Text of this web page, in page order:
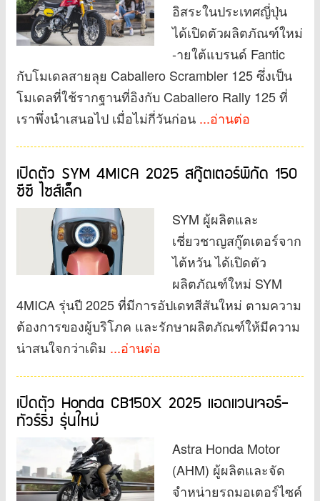
อิสระในประเทศญี่ปุ่น
ได้เปิดตัวผลิตภัณฑ์ใหม่
-ายใต้แบรนด์ Fantic
กับโมเดลสายลุย Caballero Scrambler 125 ซึ่งเป็น
โมเดลที่ใช้รากฐานที่อิงกับ Caballero Rally 125 ที่
เราพึ่งนำเสนอไป เมื่อไม่กี่วันก่อน ...อ่านต่อ
เปิดตัว SYM 4MICA 2025 สกู๊ตเตอร์พิกัด 150
ซีซี ไซส์เล็ก
SYM ผู้ผลิตและ
เชี่ยวชาญสกู๊ตเตอร์จาก
ไต้หวัน ได้เปิดตัว
ผลิตภัณฑ์ใหม่ SYM
4MICA รุ่นปี 2025 ที่มีการอัปเดทสีสันใหม่ ตามความ
ต้องการของผู้บริโภค และรักษาผลิตภัณฑ์ให้มีความ
น่าสนใจกว่าเดิม ...อ่านต่อ
เปิดตัว Honda CB150X 2025 แอดแวนเจอร์-
ทัวร์ริ่ง รุ่นใหม่
Astra Honda Motor
(AHM) ผู้ผลิตและจัด
จำหน่ายรถมอเตอร์ไซค์